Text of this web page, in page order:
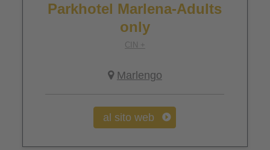
Parkhotel Marlena-Adults
only
CIN +
Marlengo
al sito web